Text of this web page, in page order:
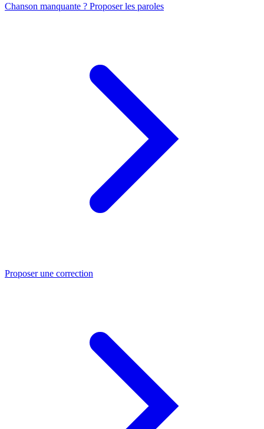
Chanson manquante ? Proposer les paroles
Proposer une correction